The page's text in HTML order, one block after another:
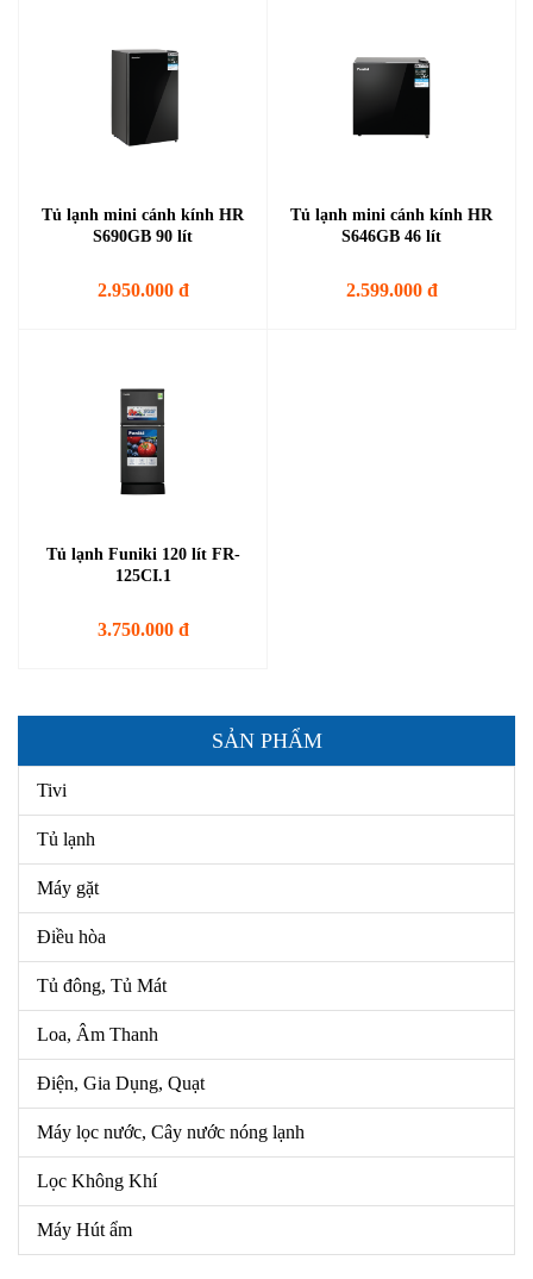
Tủ lạnh mini cánh kính HR
S690GB 90 lít
2.950.000 đ
Tủ lạnh mini cánh kính HR
S646GB 46 lít
2.599.000 đ
Tủ lạnh Funiki 120 lít FR-
125CI.1
3.750.000 đ
SẢN PHẨM
Tivi
Tủ lạnh
Máy gặt
Điều hòa
Tủ đông, Tủ Mát
Loa, Âm Thanh
Điện, Gia Dụng, Quạt
Máy lọc nước, Cây nước nóng lạnh
Lọc Không Khí
Máy Hút ẩm